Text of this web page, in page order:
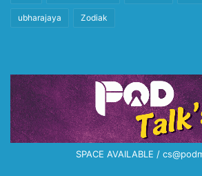
ubharajaya Zodiak
SPACE AVAILABLE /